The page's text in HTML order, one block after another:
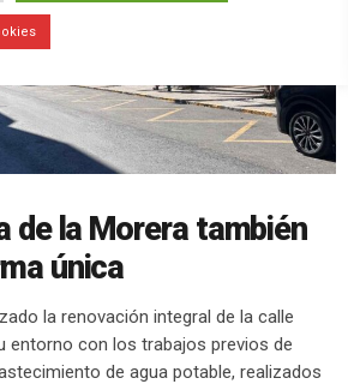
de la Morera también
única
la renovación integral de la calle
entorno con los trabajos previos de
de agua potable, realizados